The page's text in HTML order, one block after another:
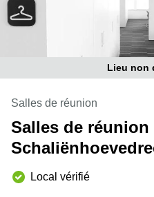
Coworking
Tournai
Bruxelles
Lieu non
Salles de réunion
Salles de
Local vérifié